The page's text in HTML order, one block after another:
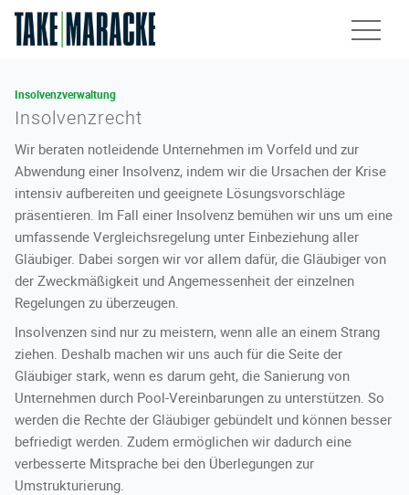
Unsere Services
Leistungen
Rechtsberatung
Insolvenzverwaltung
Gerichtstätigkeiten
Kanzlei
Team
Karriere
Insolvenzverwaltung
Insolvenzrecht
Wir beraten notleidende Unternehmen im Vorfeld und zur
Abwendung einer Insolvenz, indem wir die Ursachen der Krise
intensiv aufbereiten und geeignete Lösungsvorschläge
präsentieren. Im Fall einer Insolvenz bemühen wir uns um eine
umfassende Vergleichsregelung unter Einbeziehung aller
Gläubiger. Dabei sorgen wir vor allem dafür, die Gläubiger von
der Zweckmäßigkeit und Angemessenheit der einzelnen
Regelungen zu überzeugen.
Insolvenzen sind nur zu meistern, wenn alle an einem Strang
ziehen. Deshalb machen wir uns auch für die Seite der
Gläubiger stark, wenn es darum geht, die Sanierung von
Unternehmen durch Pool-Vereinbarungen zu unterstützen. So
werden die Rechte der Gläubiger gebündelt und können besser
befriedigt werden. Zudem ermöglichen wir dadurch eine
verbesserte Mitsprache bei den Überlegungen zur
Umstrukturierung.